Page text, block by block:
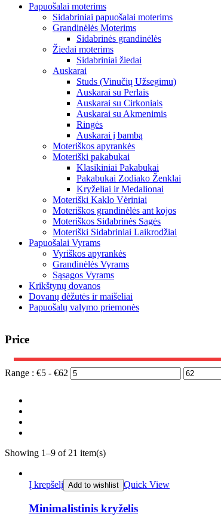
Papuošalai moterims
Sidabriniai papuošalai moterims
Grandinėlės Moterims
Sidabrinės grandinėlės
Žiedai moterims
Sidabriniai žiedai
Auskarai
Studs (Vinučių Užsegimu)
Auskarai su Perlais
Auskarai su Cirkoniais
Auskarai su Akmenimis
Ringės
Auskarai į bambą
Moteriškos apyrankės
Moteriški pakabukai
Klasikiniai Pakabukai
Pakabukai Zodiako Ženklai
Kryželiai ir Medalionai
Moteriški Kaklo Vėriniai
Moteriškos grandinėlės ant kojos
Moteriškos Sidabrinės Sagės
Moteriški Sidabriniai Laikrodžiai
Papuošalai Vyrams
Vyriškos apyrankės
Grandinėlės Vyrams
Sąsagos Vyrams
Krikštynų dovanos
Dovanų dėžutės ir maišeliai
Papuošalų valymo priemonės
Price
Range : €5 - €62
Showing 1–9 of 21 item(s)
Į krepšelį Add to wishlist Quick View
Minimalistinis kryželis